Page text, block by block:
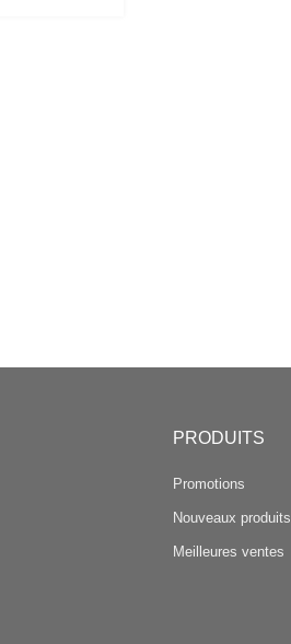
PRODUITS
Promotions
Nouveaux produits
Meilleures ventes